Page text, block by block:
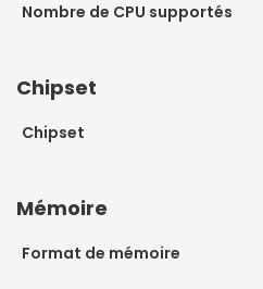
Nombre de CPU supportés
Chipset
Chipset
Mémoire
Format de mémoire